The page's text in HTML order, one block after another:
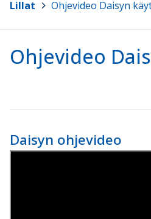
Lillat Ohjevideo Daisyn
Ohjevideo
Daisyn ohjevideo